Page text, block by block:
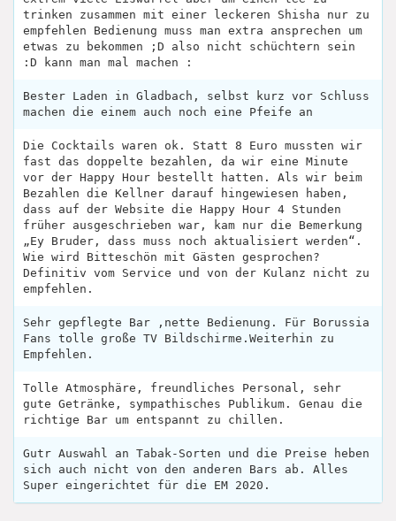
trinken zusammen mit einer leckeren Shisha nur zu
empfehlen Bedienung muss man extra ansprechen um
etwas zu bekommen ;D also nicht schüchtern sein
:D kann man mal machen :
Bester Laden in Gladbach, selbst kurz vor Schluss
machen die einem auch noch eine Pfeife an
Die Cocktails waren ok. Statt 8 Euro mussten wir
fast das doppelte bezahlen, da wir eine Minute
vor der Happy Hour bestellt hatten. Als wir beim
Bezahlen die Kellner darauf hingewiesen haben,
dass auf der Website die Happy Hour 4 Stunden
früher ausgeschrieben war, kam nur die Bemerkung
„Ey Bruder, dass muss noch aktualisiert werden“.
Wie wird Bitteschön mit Gästen gesprochen?
Definitiv vom Service und von der Kulanz nicht zu
empfehlen.
Sehr gepflegte Bar ,nette Bedienung. Für Borussia
Fans tolle große TV Bildschirme.Weiterhin zu
Empfehlen.
Tolle Atmosphäre, freundliches Personal, sehr
gute Getränke, sympathisches Publikum. Genau die
richtige Bar um entspannt zu chillen.
Gutr Auswahl an Tabak-Sorten und die Preise heben
sich auch nicht von den anderen Bars ab. Alles
Super eingerichtet für die EM 2020.